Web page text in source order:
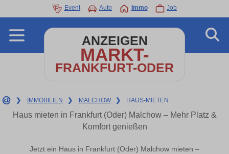
Event Auto Immo Job
ANZEIGEN
MARKT-
FRANKFURT-ODER
❯ IMMOBILIEN ❯ MALCHOW ❯ HAUS-MIETEN
Haus mieten in Frankfurt (Oder) Malchow – Mehr Platz &
Komfort genießen
Jetzt ein Haus in Frankfurt (Oder) Malchow mieten –